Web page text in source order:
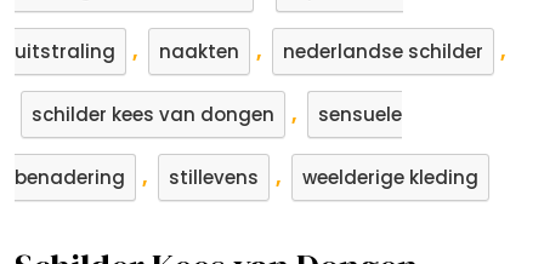
uitstraling , naakten , nederlandse schilder ,
schilder kees van dongen , sensuele
benadering , stillevens , weelderige kleding